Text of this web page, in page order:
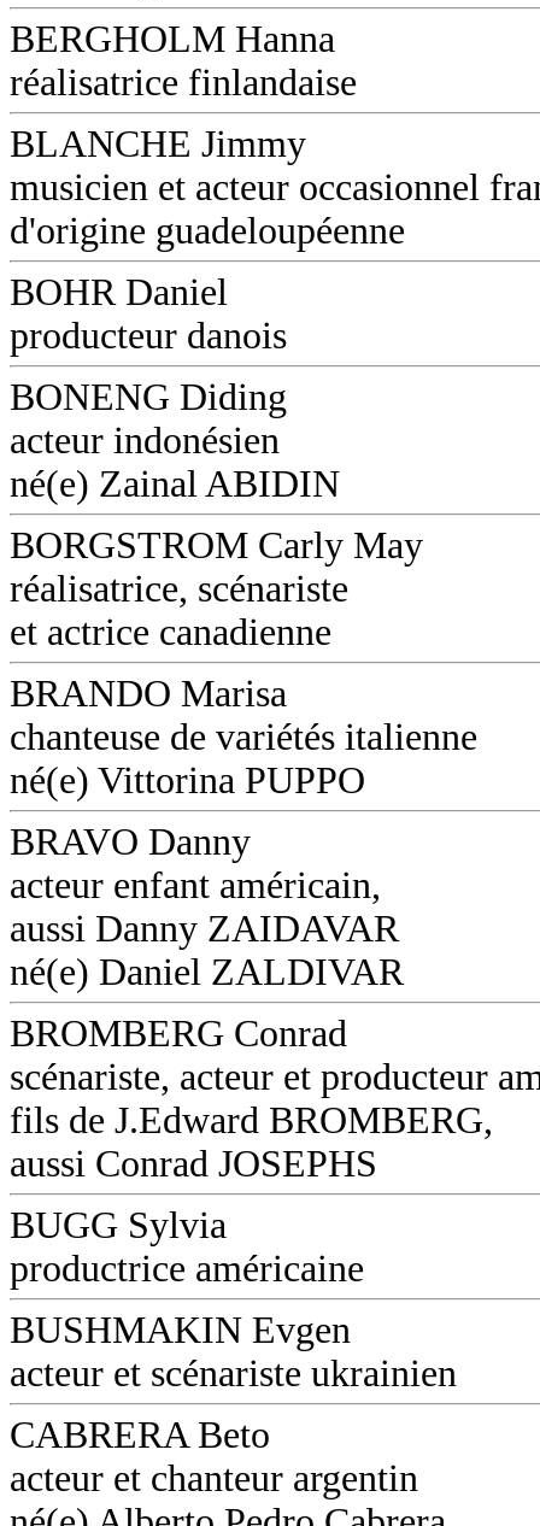
BERGHOLM Hanna
réalisatrice finlandaise
BLANCHE Jimmy
musicien et acteur occasionnel
d'origine guadeloupéenne
BOHR Daniel
producteur danois
BONENG Diding
acteur indonésien
né(e) Zainal ABIDIN
BORGSTROM Carly May
réalisatrice, scénariste
et actrice canadienne
BRANDO Marisa
chanteuse de variétés italienne
né(e) Vittorina PUPPO
BRAVO Danny
acteur enfant américain,
aussi Danny ZAIDAVAR
né(e) Daniel ZALDIVAR
BROMBERG Conrad
scénariste, acteur et producteur
fils de J.Edward BROMBERG,
aussi Conrad JOSEPHS
BUGG Sylvia
productrice américaine
BUSHMAKIN Evgen
acteur et scénariste ukrainien
CABRERA Beto
acteur et chanteur argentin